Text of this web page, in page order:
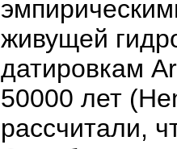
живущей
датировкам
50000 лет
рассчитали,